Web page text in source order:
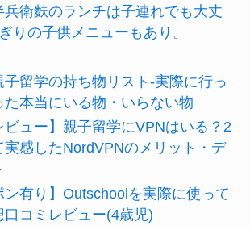
兵衛麩のランチは子連れでも大丈
りの子供メニューもあり。
子留学の持ち物リスト-実際に行っ
た本当にいる物・いらない物
ビュー】親子留学にVPNはいる？2
実感したNordVPNのメリット・デ
ン有り】Outschoolを実際に使って
口コミレビュー(4歳児)